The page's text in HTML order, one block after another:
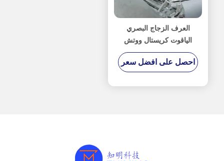
العرف الزجاج البصري
الياقوت كريستال ووتش
حالة الحافة أجزاء C-
المحور
احصل على افضل سعر